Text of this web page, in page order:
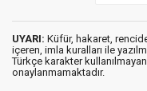
UYARI: Küfür, hakaret,
içeren, imla kuralları ile
Türkçe karakter
onaylanmamaktadır.